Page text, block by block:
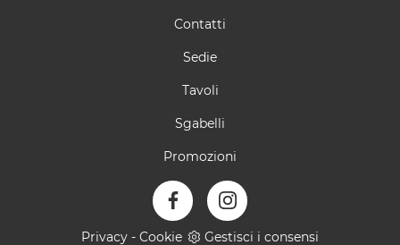
Contatti
Sedie
Tavoli
Sgabelli
Promozioni
Privacy - Cookie Gestisci i consensi